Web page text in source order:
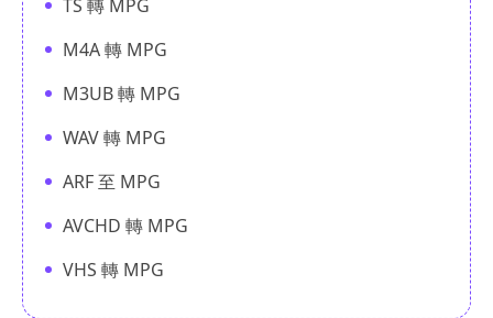
TS 轉 MPG
M4A 轉 MPG
M3UB 轉 MPG
WAV 轉 MPG
ARF 至 MPG
AVCHD 轉 MPG
VHS 轉 MPG